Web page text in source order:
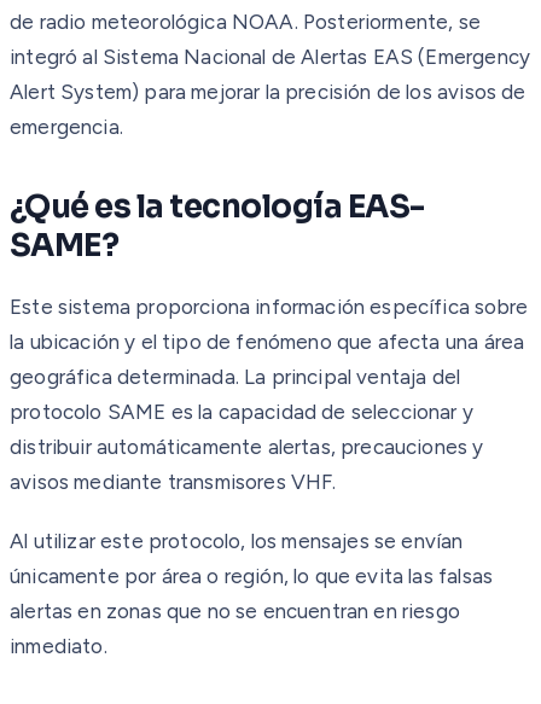
de radio meteorológica NOAA. Posteriormente, se
integró al Sistema Nacional de Alertas EAS (Emergency
Alert System) para mejorar la precisión de los avisos de
emergencia.
¿Qué es la tecnología EAS-
SAME?
Este sistema proporciona información específica sobre
la ubicación y el tipo de fenómeno que afecta una área
geográfica determinada. La principal ventaja del
protocolo SAME es la capacidad de seleccionar y
distribuir automáticamente alertas, precauciones y
avisos mediante transmisores VHF.
Al utilizar este protocolo, los mensajes se envían
únicamente por área o región, lo que evita las falsas
alertas en zonas que no se encuentran en riesgo
inmediato.